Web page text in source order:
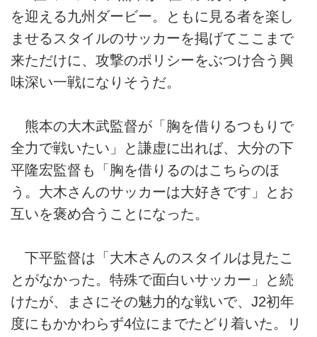
を迎える九州ダービー。ともに見る者を楽し
ませるスタイルのサッカーを掲げてここまで
来ただけに、攻撃のポリシーをぶつけ合う興
味深い一戦になりそうだ。
熊本の大木武監督が「胸を借りるつもりで
全力で戦いたい」と謙虚に出れば、大分の下
平隆宏監督も「胸を借りるのはこちらのほ
う。大木さんのサッカーは大好きです」とお
互いを褒め合うことになった。
下平監督は「大木さんのスタイルは見たこ
とがなかった。特殊で面白いサッカー」と続
けたが、まさにその魅力的な戦いで、J2初年
度にもかかわらず4位にまでたどり着いた。リ